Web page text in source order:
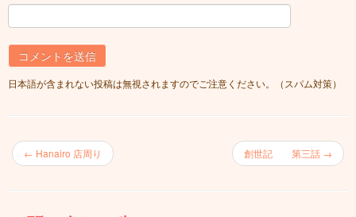
日本語が含まれない投稿は無視されますのでご注意ください。（スパム対策）
← Hanairo 店周り 創世記 第三話 →